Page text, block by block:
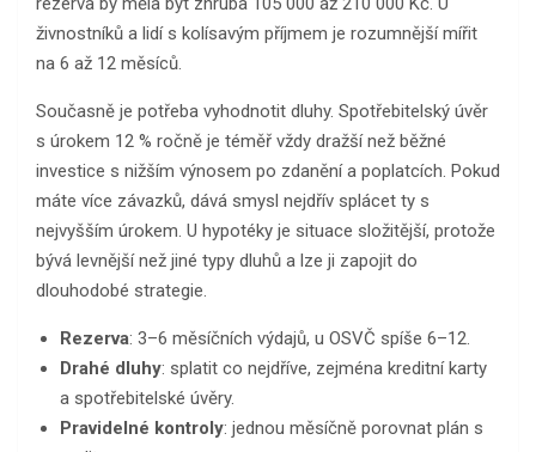
živnostníků a lidí s kolísavým příjmem je rozumnější mířit
na 6 až 12 měsíců.
Současně je potřeba vyhodnotit dluhy. Spotřebitelský úvěr
s úrokem 12 % ročně je téměř vždy dražší než běžné
investice s nižším výnosem po zdanění a poplatcích. Pokud
máte více závazků, dává smysl nejdřív splácet ty s
nejvyšším úrokem. U hypotéky je situace složitější, protože
bývá levnější než jiné typy dluhů a lze ji zapojit do
dlouhodobé strategie.
Rezerva: 3–6 měsíčních výdajů, u OSVČ spíše 6–12.
Drahé dluhy: splatit co nejdříve, zejména kreditní karty
a spotřebitelské úvěry.
Pravidelné kontroly: jednou měsíčně porovnat plán s